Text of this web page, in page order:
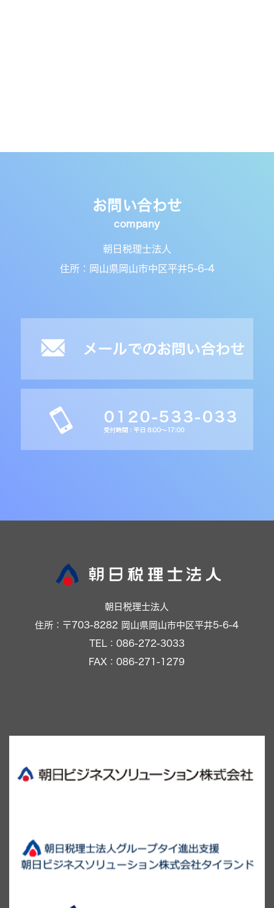
お問い合わせ
朝日税理士法人
住所：岡山県岡山市中区平井5-6-4
朝日税理士法人
住所：〒703-8282 岡山県岡山市中区平井5-6-4
TEL：086-272-3033
FAX：086-271-1279